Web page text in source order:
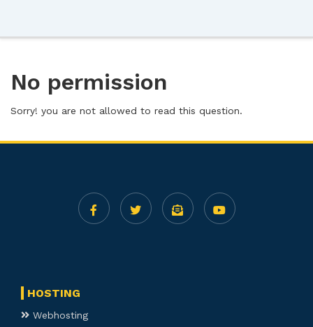
No permission
Sorry! you are not allowed to read this question.
HOSTING
Webhosting